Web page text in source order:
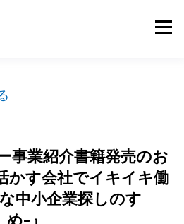
事業紹介書籍発売のお
かす会社でイキイキ働
中小企業探しのすゝ
め-』